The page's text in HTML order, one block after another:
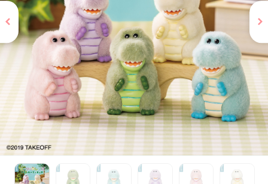
PRIZE 公式 Instagram
CAPSULE TOY 公式 X
CAPSULE TOY 公式 Instagram
プライバシーポリシー